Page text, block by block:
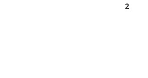
PÁGINA2